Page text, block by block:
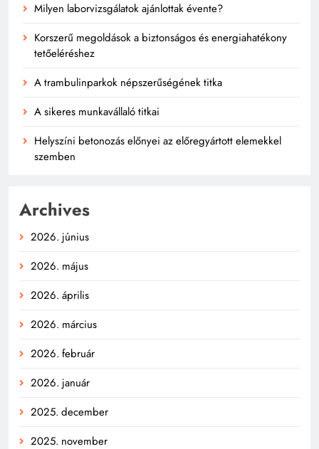
Milyen laborvizsgálatok ajánlottak évente?
Korszerű megoldások a biztonságos és energiahatékony
tetőeléréshez
A trambulinparkok népszerűségének titka
A sikeres munkavállaló titkai
Helyszíni betonozás előnyei az előregyártott elemekkel
szemben
Archives
2026. június
2026. május
2026. április
2026. március
2026. február
2026. január
2025. december
2025. november